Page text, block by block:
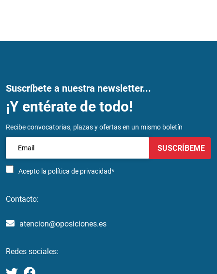
Suscríbete a nuestra newsletter...
¡Y entérate de todo!
Recibe convocatorias, plazas y ofertas en un mismo boletín
Acepto la política de privacidad*
SUSCRÍBEME
Contacto:
atencion@oposiciones.es
Redes sociales: